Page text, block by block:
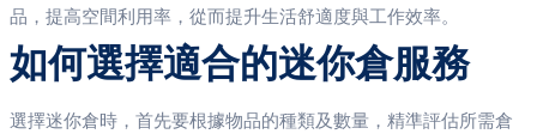
品，提高空間利用率，從而提升生活舒適度與工作效率。
如何選擇適合的迷你倉服務
選擇迷你倉時，首先要根據物品的種類及數量，精準評估所需倉